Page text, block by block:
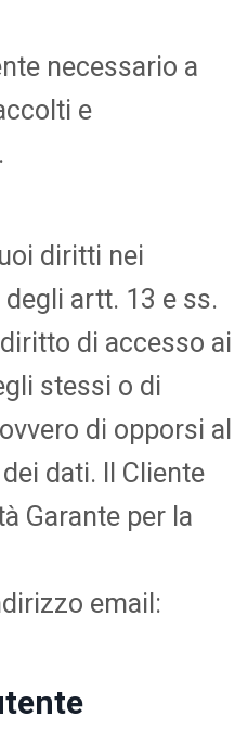
necessario a
e
diritti nei
artt. 13 e ss.
di accesso ai
stessi o di
di opporsi al
dati. Il Cliente
Garante per la
email: